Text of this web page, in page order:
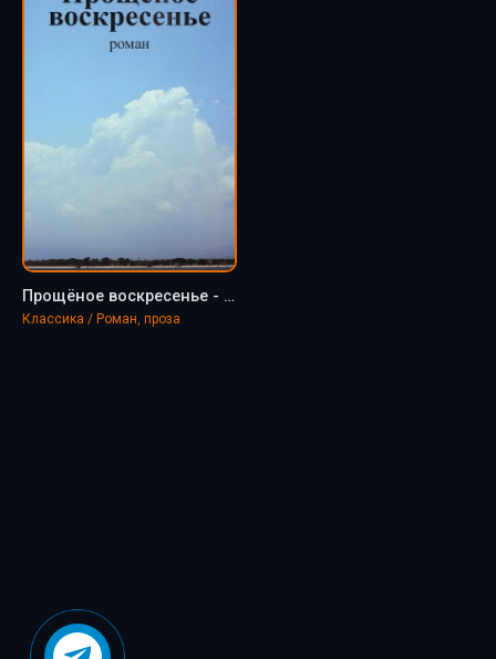
Прощёное воскресенье - Вацлав Михальский
Классика / Роман, проза